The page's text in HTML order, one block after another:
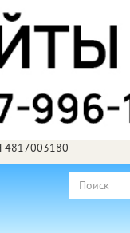
4817003180